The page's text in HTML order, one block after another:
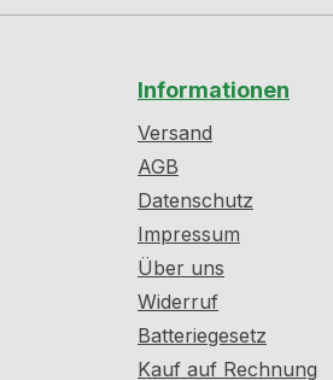
Informationen
Versand
AGB
Datenschutz
Impressum
Über uns
Widerruf
Batteriegesetz
Kauf auf Rechnung